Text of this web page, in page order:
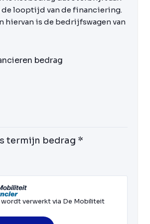
de looptijd van de financiering.
hiervan is de bedrijfswagen van
bedrag
termijn bedrag *
wordt verwerkt via De Mobiliteit